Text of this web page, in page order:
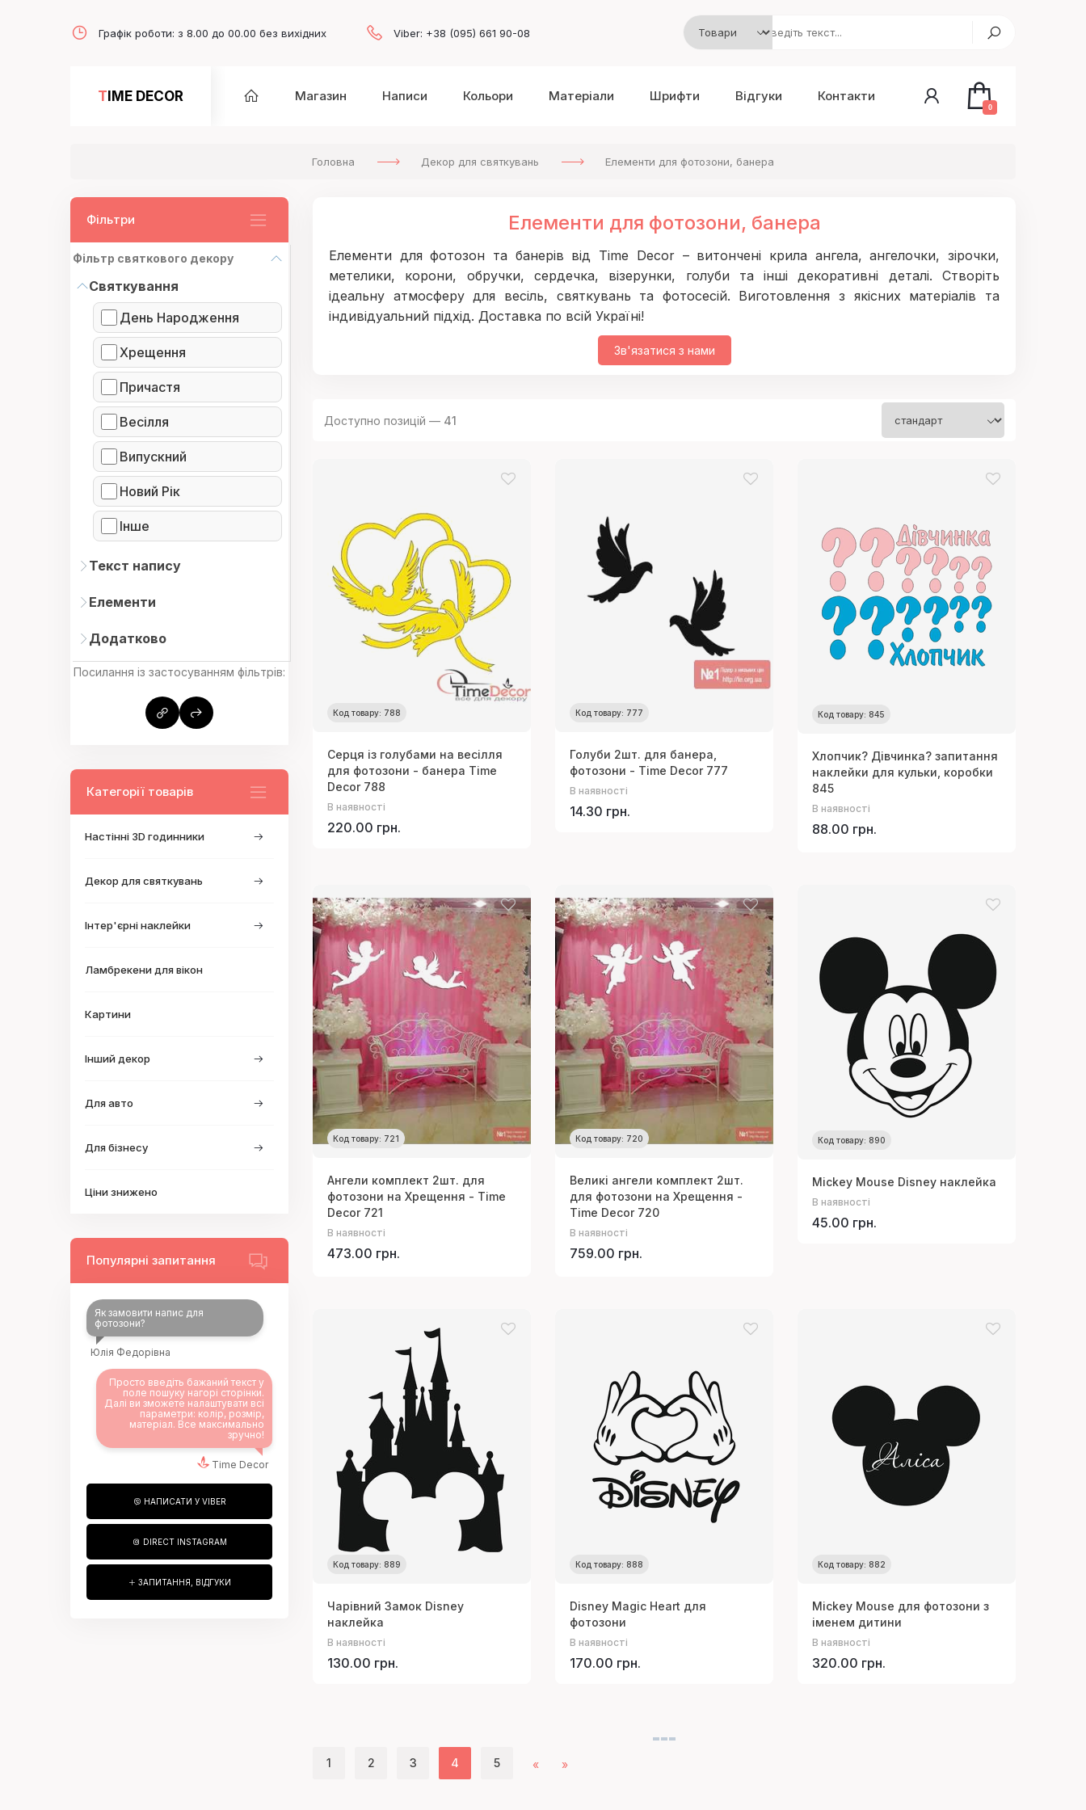
Графік роботи: з 8.00 до 00.00 без вихідних Viber: +38 (095) 661 90-08
TIME DECOR Магазин Написи Кольори Матеріали Шрифти Відгуки Контакти
0
Головна Декор для святкувань Елементи для фотозони, банера
Елементи для фотозони, банера
Елементи для фотозон та банерів від Time Decor – витончені крила ангела, ангелочки, зірочки,
метелики, корони, обручки, сердечка, візерунки, голуби та інші декоративні деталі. Створіть
ідеальну атмосферу для весіль, святкувань та фотосесій. Виготовлення з якісних матеріалів та
індивідуальний підхід. Доставка по всій Україні!
Зв'язатися з нами
Доступно позицій — 41
Код товару: 788
Серця із голубами на весілля
для фотозони - банера Time
Decor 788
В наявності
220.00 грн.
Код товару: 777
Голуби 2шт. для банера,
фотозони - Time Decor 777
В наявності
14.30 грн.
Код товару: 845
Хлопчик? Дівчинка? запитання
наклейки для кульки, коробки
845
В наявності
88.00 грн.
Код товару: 721
Ангели комплект 2шт. для
фотозони на Хрещення - Time
Decor 721
В наявності
473.00 грн.
Код товару: 720
Великі ангели комплект 2шт.
для фотозони на Хрещення -
Time Decor 720
В наявності
759.00 грн.
Код товару: 890
Mickey Mouse Disney наклейка
В наявності
45.00 грн.
Код товару: 889
Чарівний Замок Disney
наклейка
В наявності
130.00 грн.
Код товару: 888
Disney Magic Heart для
фотозони
В наявності
170.00 грн.
Код товару: 882
Mickey Mouse для фотозони з
іменем дитини
В наявності
320.00 грн.
«
1 2 3 4 5 »
Фільтри
Фільтр святкового декору
Святкування
День Народження
Хрещення
Причастя
Весілля
Випускний
Новий Рік
Інше
Текст напису
Елементи
Додатково
Посилання із застосуванням фільтрів:
Категорії товарів
Настінні 3D годинники
Декор для святкувань
Інтер'єрні наклейки
Ламбрекени для вікон
Картини
Інший декор
Для авто
Для бізнесу
Ціни знижено
Популярні запитання
Як замовити напис для
фотозони?
Юлія Федорівна
Просто введіть бажаний текст у
поле пошуку нагорі сторінки.
Далі ви зможете налаштувати всі
параметри: колір, розмір,
матеріал. Все максимально
зручно!
Time Decor
НАПИСАТИ У VIBER
DIRECT INSTAGRAM
ЗАПИТАННЯ, ВІДГУКИ